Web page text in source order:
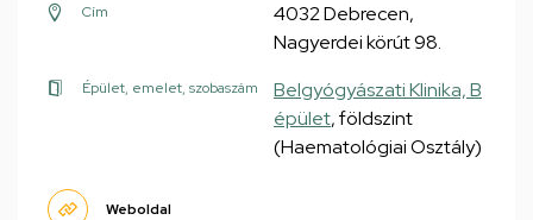
Cím
4032 Debrecen,
Nagyerdei körút 98.
Épület, emelet, szobaszám
Belgyógyászati Klinika, B
épület, földszint
(Haematológiai Osztály)
Weboldal